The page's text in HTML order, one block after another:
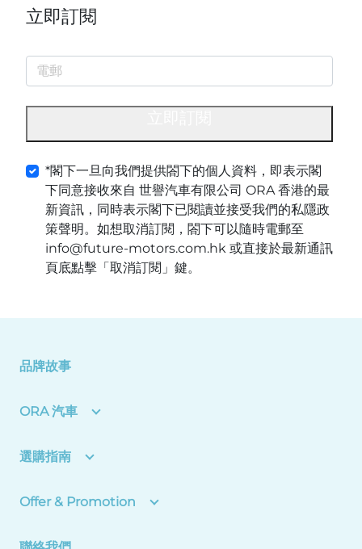
立即訂閱
*閣下一旦向我們提供閤下的個人資料，即表示閣
下同意接收來自 世譽汽車有限公司 ORA 香港的最
新資訊，同時表示閣下已閱讀並接受我們的私隱政
策聲明。如想取消訂閱，閤下可以隨時電郵至
info@future-motors.com.hk 或直接於最新通訊
頁底點擊「取消訂閱」鍵。
品牌故事
ORA 汽車
選購指南
Offer & Promotion